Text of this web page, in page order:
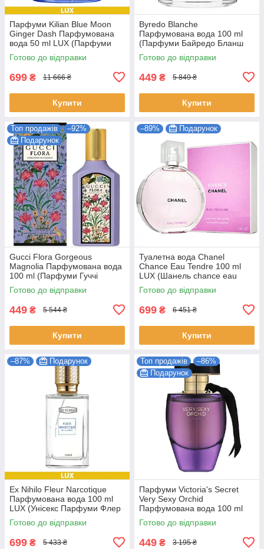
Парфуми Kilian Blue Moon
Ginger Dash Парфумована
вода 50 ml LUX (Парфуми
Кіліан Блю Мун Джинджер
Даш Жіночі)
Готово до відправки
699 ₴ 11 666 ₴
Купити
Byredo Blanche
Парфумована вода 100 ml
(Парфуми Байредо Бланш
Жіночі)
Готово до відправки
449 ₴ 5 849 ₴
Купити
Топ продажів
–92%
Подарунок
Gucci Flora Gorgeous
Magnolia Парфумована вода
100 ml (Парфуми Гуччі
Флора Горджес Магнолія
Парфуми Жіночі)
Готово до відправки
449 ₴ 5 544 ₴
Купити
–89% Подарунок
Туалетна вода Chanel
Chance Eau Tendre 100 ml
LUX (Шанель chance eau
tendre Парфуми тендер
Жіночі)
Готово до відправки
699 ₴ 6 451 ₴
Купити
–87% Подарунок
Ex Nihilo Fleur Narcotique
Парфумована вода 100 ml
LUX (Унісекс Парфуми Флер
Наркотика EDP)
Готово до відправки
699 ₴ 5 433 ₴
Топ продажів
–86%
Подарунок
Парфуми Victoria's Secret
Very Sexy Orchid
Парфумована вода 100 ml
(Victoria's Secret Very Sexy
Orchid Жіночі)
Готово до відправки
449 ₴ 3 195 ₴